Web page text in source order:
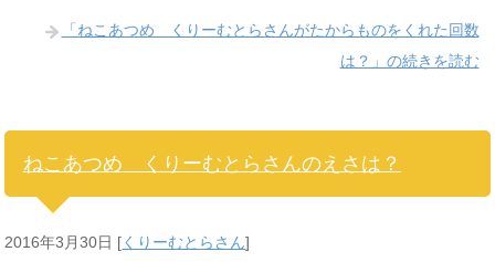
「ねこあつめ くりーむとらさんがたからものをくれた回数
は？」の続きを読む
ねこあつめ くりーむとらさんのえさは？
2016年3月30日 [くりーむとらさん]